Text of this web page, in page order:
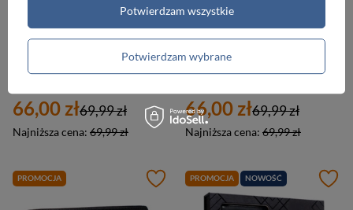
Duży skórzany portfel męski na dokumenty czarny — Cavaldi M302-PU
66,00 zł
Najniższa cena: 69,99 zł
69,99 zł 66,00 zł
Najniższa cena: 69,99 zł
69,99 zł
PROMOCJA PROMOCJA NOWOŚĆ
Potwierdzam wybrane
Potwierdzam wszystkie